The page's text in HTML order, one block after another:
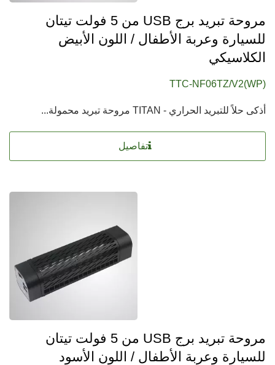
مروحة تبريد برج USB من 5 فولت تيتان
للسيارة وعربة الأطفال / اللون الأبيض
الكلاسيكي
TTC-NF06TZ/V2(WP)
أذكى حلاً للتبريد الحراري - TITAN مروحة تبريد محمولة...
تفاصيل
مروحة تبريد برج USB من 5 فولت تيتان
للسيارة وعربة الأطفال / اللون الأسود